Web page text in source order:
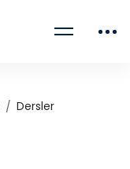
Dersler